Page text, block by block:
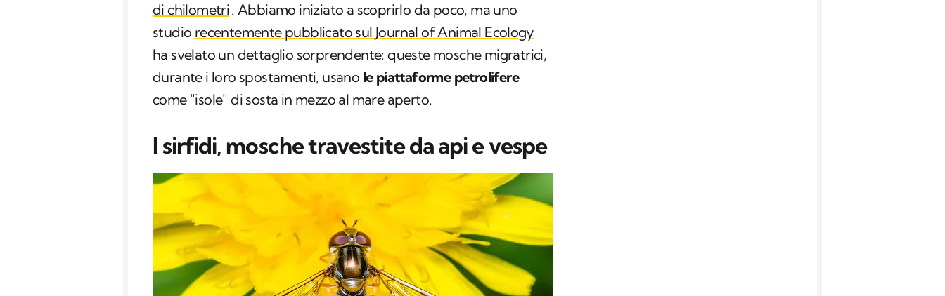
di chilometri. Abbiamo iniziato a scoprirlo da poco, ma uno
studio recentemente pubblicato sul Journal of Animal Ecology
ha svelato un dettaglio sorprendente: queste mosche migratrici,
durante i loro spostamenti, usano le piattaforme petrolifere
come "isole" di sosta in mezzo al mare aperto.
I sirfidi, mosche travestite da api e vespe